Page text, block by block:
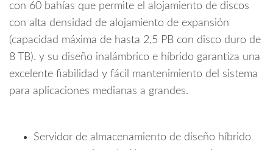
/
So
WIN
7
RAM
/
con 60 bahías que permite el alojamiento de discos
con alta densidad de alojamiento de expansión
(capacidad máxima de hasta 2,5 PB con disco duro de
8 TB). y su diseño inalámbrico e híbrido garantiza una
excelente fiabilidad y fácil mantenimiento del sistema
para aplicaciones medianas a grandes.
Servidor de almacenamiento de diseño híbrido